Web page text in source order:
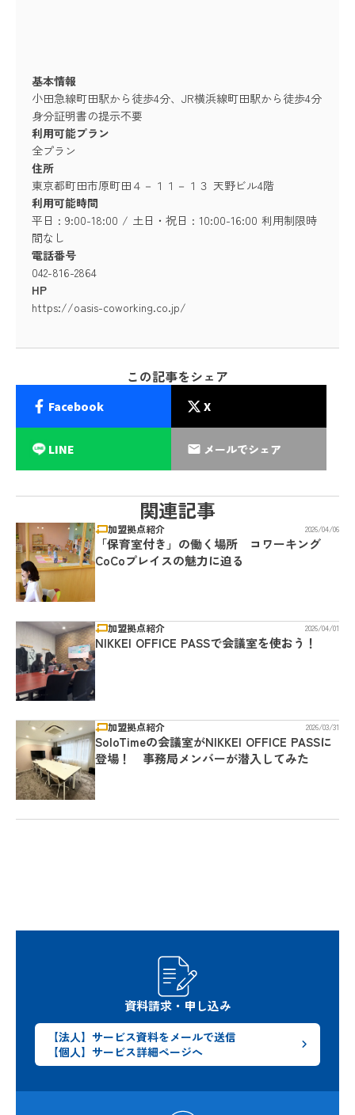
基本情報
小田急線町田駅から徒歩4分、JR横浜線町田駅から徒歩4分
身分証明書の提示不要
利用可能プラン
全プラン
住所
東京都町田市原町田４－１１－１３ 天野ビル4階
利用可能時間
平日 : 9:00-18:00 / 土日・祝日 : 10:00-16:00 利用制限時
間なし
電話番号
042-816-2864
HP
https://oasis-coworking.co.jp/
この記事をシェア
Facebook X
LINE email メールでシェア
関連記事
加盟拠点紹介 2026/04/06
「保育室付き」の働く場所 コワーキング
CoCoプレイスの魅力に迫る
加盟拠点紹介 2026/04/01
NIKKEI OFFICE PASSで会議室を使おう！
加盟拠点紹介 2026/03/31
SoloTimeの会議室がNIKKEI OFFICE PASSに
登場！ 事務局メンバーが潜入してみた
資料請求・申し込み
【法人】サービス資料をメールで送信
【個人】サービス詳細ページへ